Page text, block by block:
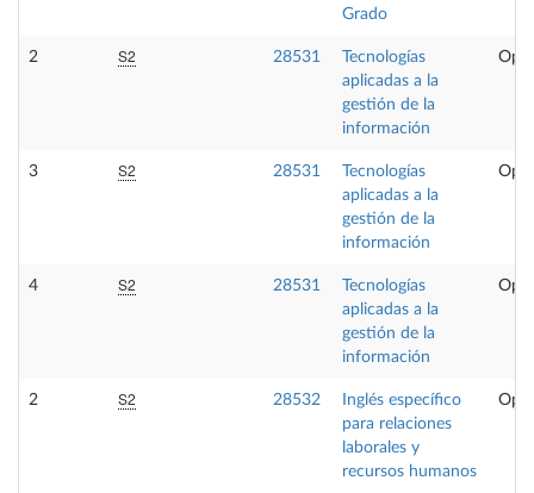
Grado
2 S2 28531
Tecnologías
aplicadas a la
gestión de la
información
3 S2 28531
Tecnologías
aplicadas a la
gestión de la
información
4 S2 28531
Tecnologías
aplicadas a la
gestión de la
información
2 S2 28532
Inglés específico
para relaciones
laborales y
recursos humanos